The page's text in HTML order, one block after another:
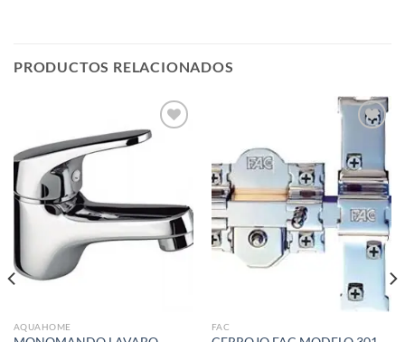
PRODUCTOS RELACIONADOS
AQUAHOME
a la
lista de
deseos
FAC